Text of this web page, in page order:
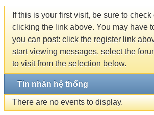
If this is your first visit, be sure to check
clicking the link above. You may have
you can post: click the register link
start viewing messages, select the
to visit from the selection below.
Tin nhắn hệ thống
There are no events to display.